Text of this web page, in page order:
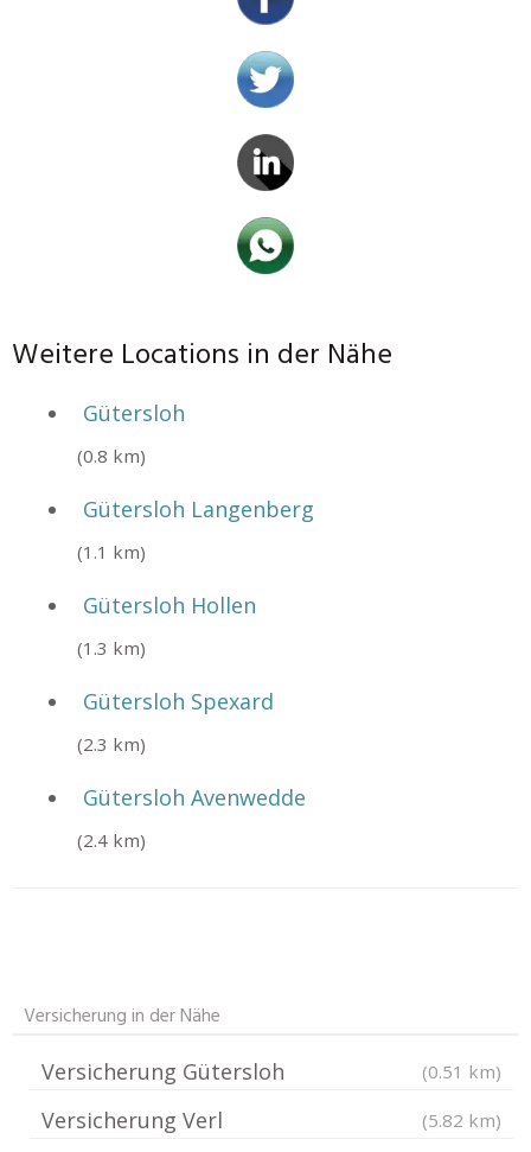
Weitere Locations in der Nähe
Gütersloh
(0.8 km)
Gütersloh Langenberg
(1.1 km)
Gütersloh Hollen
(1.3 km)
Gütersloh Spexard
(2.3 km)
Gütersloh Avenwedde
(2.4 km)
Versicherung in der Nähe
Versicherung Gütersloh (0.51 km)
Versicherung Verl (5.82 km)